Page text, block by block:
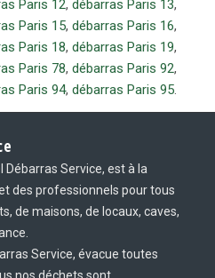
Paris 12, débarras Paris 13,
Paris 15, débarras Paris 16,
Paris 18, débarras Paris 19,
Paris 78, débarras Paris 92,
Paris 94, débarras Paris 95.
Débarras Service, est à la
des professionnels pour tous
de maisons, de locaux, caves,
Service, évacue toutes